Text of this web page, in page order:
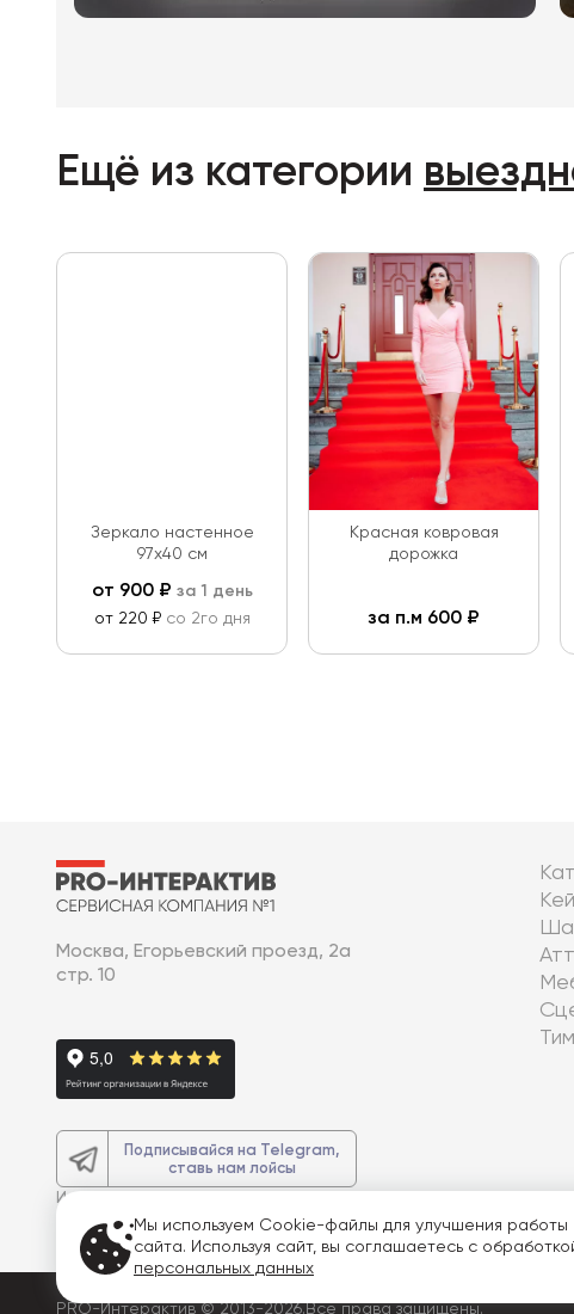
Ещё из категории
Зеркало настенное
97х40 см
от 900₽ за 1 день
от 220 ₽ со 2го дня
Красная ковровая
дорожка
за п.м 600 ₽
Москва, Егорьевский проезд, 2а
стр. 10
Подписывайся на Telegram,
ставь нам лойсы
И получите
PRO-Интерактив © 2013-2026. Все права защищены.
Мы используем Cookie-файлы для улучшения работы
сайта. Используя сайт, вы соглашаетесь с
персональных данных